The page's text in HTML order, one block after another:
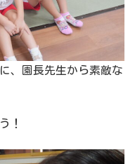
、園長先生から素敵な
！